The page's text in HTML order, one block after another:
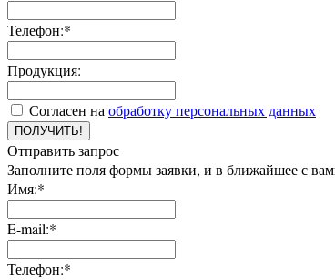
Телефон:*
Продукция:
Согласен на обработку персональных данных
ПОЛУЧИТЬ!
Отправить запрос
Заполните поля формы заявки, и в ближайшее с
Имя:*
E-mail:*
Телефон:*